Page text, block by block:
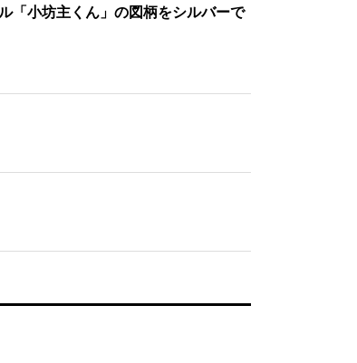
「小坊主くん」の図柄をシルバーで